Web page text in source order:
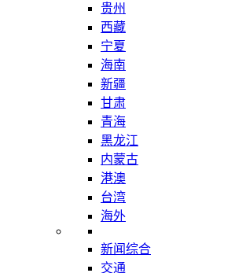
贵州
西藏
宁夏
海南
新疆
甘肃
青海
黑龙江
内蒙古
港澳
台湾
海外
新闻综合
交通